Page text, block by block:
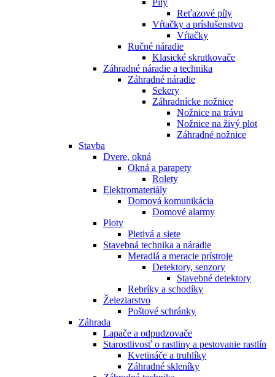
Píly
Reťazové píly
Vŕtačky a príslušenstvo
Vŕtačky
Ručné náradie
Klasické skrutkovače
Záhradné náradie a technika
Záhradné náradie
Sekery
Záhradnícke nožnice
Nožnice na trávu
Nožnice na živý plot
Záhradné nožnice
Stavba
Dvere, okná
Okná a parapety
Rolety
Elektromateriály
Domová komunikácia
Domové alarmy
Ploty
Pletivá a siete
Stavebná technika a náradie
Meradlá a meracie prístroje
Detektory, senzory
Stavebné detektory
Rebríky a schodíky
Železiarstvo
Poštové schránky
Záhrada
Lapače a odpudzovače
Starostlivosť o rastliny a pestovanie rastlín
Kvetináče a truhlíky
Záhradné skleníky